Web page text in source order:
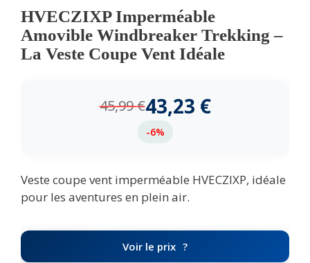
HVECZIXP Imperméable
Amovible Windbreaker Trekking –
La Veste Coupe Vent Idéale
45,99€43,23 €
-6%
Veste coupe vent imperméable HVECZIXP, idéale
pour les aventures en plein air.
Voir le prix